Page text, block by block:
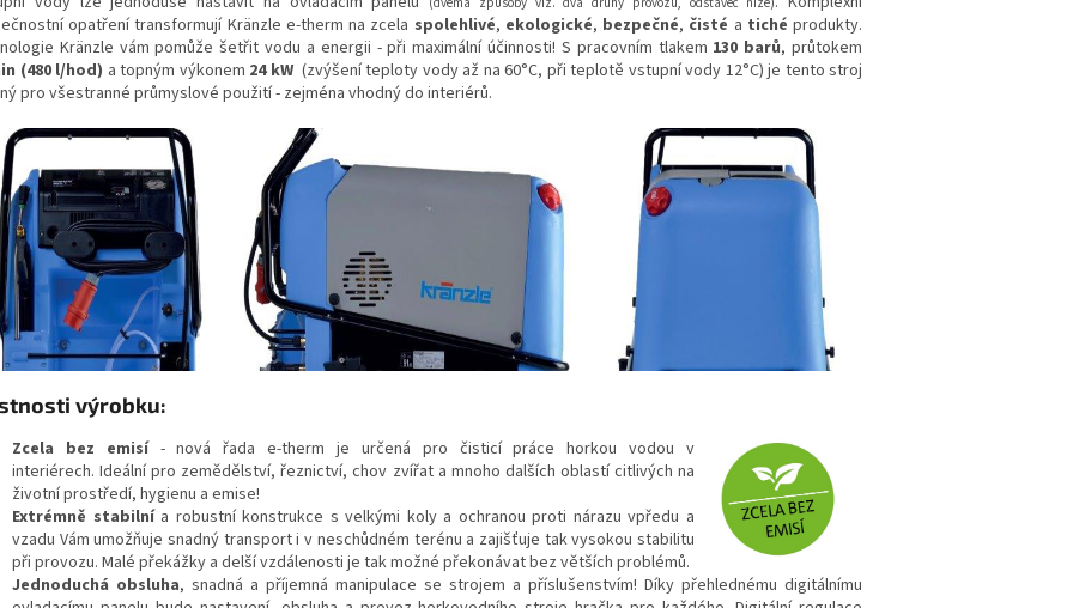
opatření transformují Kränzle e-therm na zcela spolehlivé, ekologické, bezpečné, čisté a tiché produkty.
Kränzle vám pomůže šetřit vodu a energii - při maximální účinnosti! S pracovním tlakem 130 barů, průtokem
(480 l/hod) a topným výkonem 24 kW(zvýšení teploty vody až na 60°C, při teplotě vstupní vody 12°C) je tento stroj
pro všestranné průmyslové použití - zejména vhodný do interiérů.
výrobku:
Zcela bez emisí - nová řada e-therm je určená pro čisticí práce horkou vodou v
interiérech. Ideální pro zemědělství, řeznictví, chov zvířat a mnoho dalších oblastí citlivých na
životní prostředí, hygienu a emise!
Extrémně stabilnía robustní konstrukce s velkými koly a ochranou proti nárazu vpředu a
vzadu Vám umožňuje snadný transport i v neschůdném terénu a zajišťuje tak vysokou stabilitu
při provozu. Malé překážky a delší vzdálenosti je tak možné překonávat bez větších problémů.
Jednoduchá obsluha, snadná a příjemná manipulace se strojem a příslušenstvím! Díky přehlednému digitálnímu